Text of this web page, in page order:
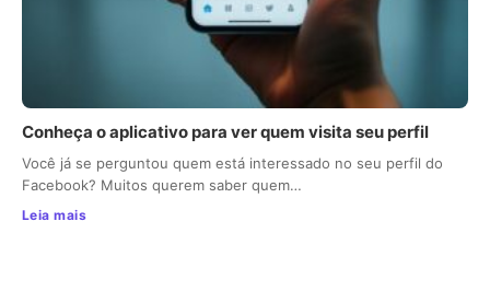
Conheça o aplicativo para ver quem visita seu perfil
Você já se perguntou quem está interessado no seu perfil do
Facebook? Muitos querem saber quem…
Leia mais